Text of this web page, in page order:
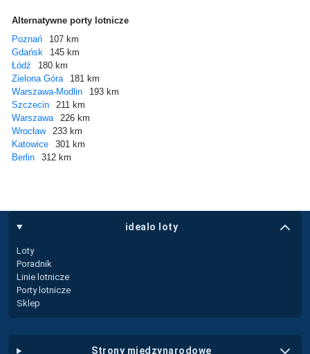
Alternatywne porty lotnicze
Poznań
107 km
Gdańsk
145 km
Łódź
180 km
Zielona Góra
181 km
Warszawa-Modlin
193 km
Szczecin
211 km
Warszawa
226 km
Wrocław
233 km
Katowice
301 km
Berlin
312 km
idealo loty
Loty
Poradnik
Linie lotnicze
Porty lotnicze
Sklep
strony międzynarodowe